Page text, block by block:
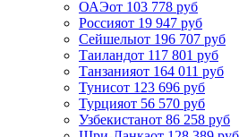
ОАЭот 103 778 руб
Россияот 19 947 руб
Сейшелыот 196 707 руб
Таиландот 117 801 руб
Танзанияот 164 011 руб
Тунисот 123 696 руб
Турцияот 56 570 руб
Узбекистанот 86 258 руб